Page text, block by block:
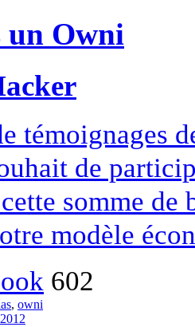
un Owni
témoignages
de
somme
modèle
602
, owni